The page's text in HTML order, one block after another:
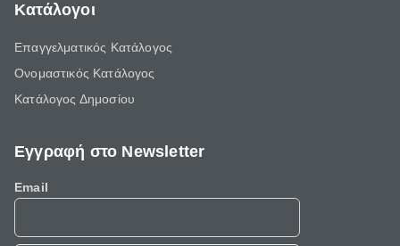
Κατάλογοι
Επαγγελματικός Κατάλογος
Ονομαστικός Κατάλογος
Κατάλογος Δημοσίου
Εγγραφή στο Newsletter
Email